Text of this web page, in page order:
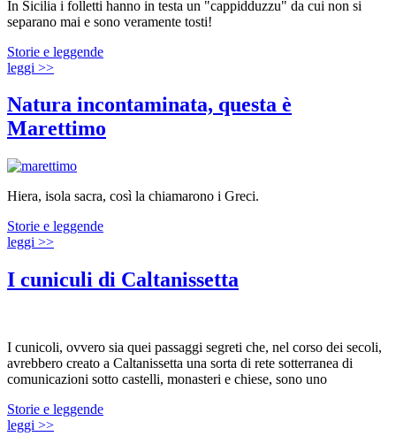
In Sicilia i folletti hanno in testa un "cappidduzzu" da cui non si
separano mai e sono veramente tosti!
Storie e leggende
leggi >>
Natura incontaminata, questa è
Marettimo
Hiera, isola sacra, così la chiamarono i Greci.
Storie e leggende
leggi >>
I cuniculi di Caltanissetta
I cunicoli, ovvero sia quei passaggi segreti che, nel corso dei secoli,
avrebbero creato a Caltanissetta una sorta di rete sotterranea di
comunicazioni sotto castelli, monasteri e chiese, sono uno
Storie e leggende
leggi >>